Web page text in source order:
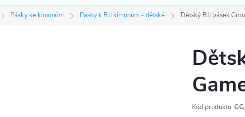
Pásky ke kimonům Pásky k BJJ kimonům - dětské Dětský BJJ pásek
Kód produktu: